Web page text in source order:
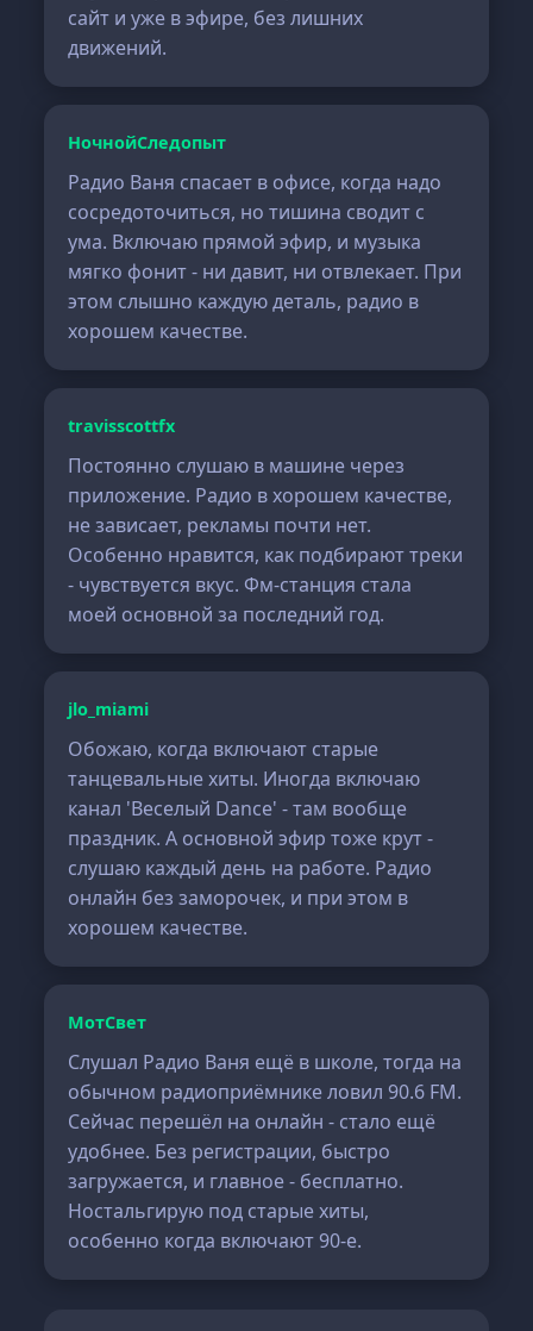
сайт и уже в эфире, без лишних
движений.
НочнойСледопыт
Радио Ваня спасает в офисе, когда надо
сосредоточиться, но тишина сводит с
ума. Включаю прямой эфир, и музыка
мягко фонит - ни давит, ни отвлекает. При
этом слышно каждую деталь, радио в
хорошем качестве.
travisscottfx
Постоянно слушаю в машине через
приложение. Радио в хорошем качестве,
не зависает, рекламы почти нет.
Особенно нравится, как подбирают треки
- чувствуется вкус. Фм-станция стала
моей основной за последний год.
jlo_miami
Обожаю, когда включают старые
танцевальные хиты. Иногда включаю
канал 'Веселый Dance' - там вообще
праздник. А основной эфир тоже крут -
слушаю каждый день на работе. Радио
онлайн без заморочек, и при этом в
хорошем качестве.
МотСвет
Слушал Радио Ваня ещё в школе, тогда на
обычном радиоприёмнике ловил 90.6 FM.
Сейчас перешёл на онлайн - стало ещё
удобнее. Без регистрации, быстро
загружается, и главное - бесплатно.
Ностальгирую под старые хиты,
особенно когда включают 90-е.